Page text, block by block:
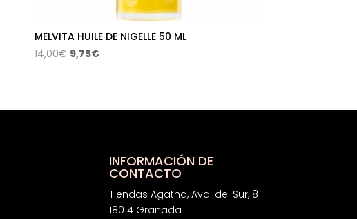
MELVITA HUILE DE NIGELLE 50 ML
14,00€ El
9,75€El
INFORMACIÓN DE
CONTACTO
Tiendas Agatha, Avd. del Sur, 8
18014 Granada